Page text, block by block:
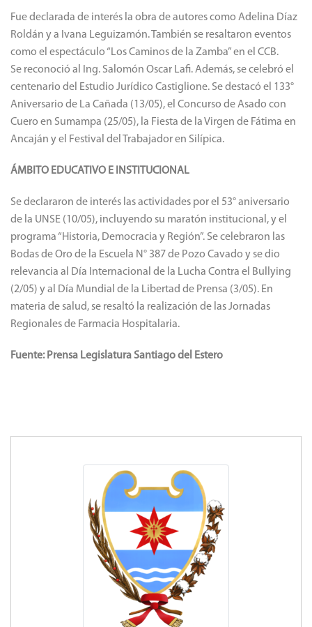
Fue declarada de interés la obra de autores como Adelina Díaz
Roldán y a Ivana Leguizamón. También se resaltaron eventos
como el espectáculo “Los Caminos de la Zamba” en el CCB.
Se reconoció al Ing. Salomón Oscar Lafi. Además, se celebró el
centenario del Estudio Jurídico Castiglione. Se destacó el 133°
Aniversario de La Cañada (13/05), el Concurso de Asado con
Cuero en Sumampa (25/05), la Fiesta de la Virgen de Fátima en
Ancaján y el Festival del Trabajador en Silípica.
ÁMBITO EDUCATIVO E INSTITUCIONAL
Se declararon de interés las actividades por el 53° aniversario
de la UNSE (10/05), incluyendo su maratón institucional, y el
programa “Historia, Democracia y Región”. Se celebraron las
Bodas de Oro de la Escuela N° 387 de Pozo Cavado y se dio
relevancia al Día Internacional de la Lucha Contra el Bullying
(2/05) y al Día Mundial de la Libertad de Prensa (3/05). En
materia de salud, se resaltó la realización de las Jornadas
Regionales de Farmacia Hospitalaria.
Fuente: Prensa Legislatura Santiago del Estero